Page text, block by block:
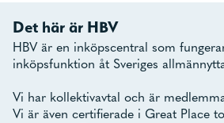
Det här är HBV
HBV är en inköpscentral som
inköpsfunktion åt Sveriges
Vi har kollektivavtal och är
Vi är även certifierade i Great Place